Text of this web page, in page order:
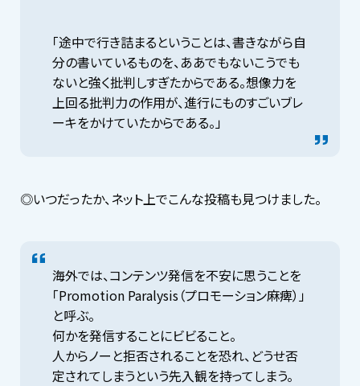
「途中で行き詰まるということは、書きながら自
分の書いているものを、ああでもないこうでも
ないと強く批判しすぎたからである。想像力を
上回る批判力の作用が、進行にものすごいブレ
ーキをかけていたからである。」
◎いつだったか、ネット上でこんな投稿も見つけました。
海外では、コンテンツ発信を不安に思うことを
「Promotion Paralysis（プロモーション麻痺）」
と呼ぶ。
何かを発信することにビビること。
人からノーと拒否されることを恐れ、どうせ否
定されてしまうという先入観を持ってしまう。